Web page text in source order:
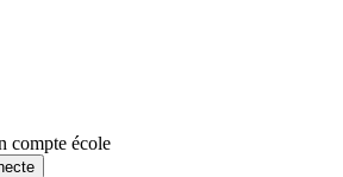
compte école